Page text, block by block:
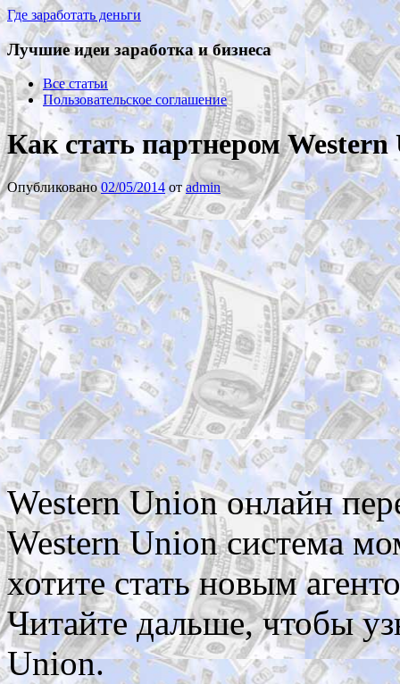
Где заработать деньги
Лучшие идеи заработка и бизнеса
Все статьи
Пользовательское соглашение
Как стать партнером
Опубликовано02/05/2014 отadmin
Western Union онлайн
Western Union система
хотите стать новым
Читайте дальше, чтобы
Union.